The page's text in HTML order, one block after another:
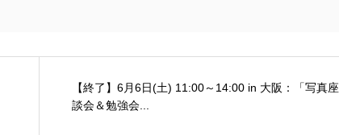
【終了】6月6日(土) 11:00～14:00 in 大阪：「写真座
談会＆勉強会...